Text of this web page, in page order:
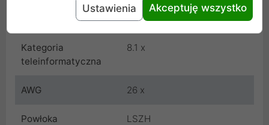
Niebieski
Kategoria
teleinformatyczna
8.1 x
AWG 26 x
Powłoka LSZH
Ustawienia Akceptuję wszystko